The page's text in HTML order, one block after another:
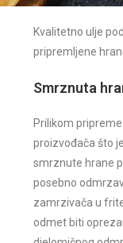
Kvalitetno ulje
pripremljene
Smrznuta
Prilikom
proizvođača što
smrznute hrane
posebno
zamrzivača u
odmet biti